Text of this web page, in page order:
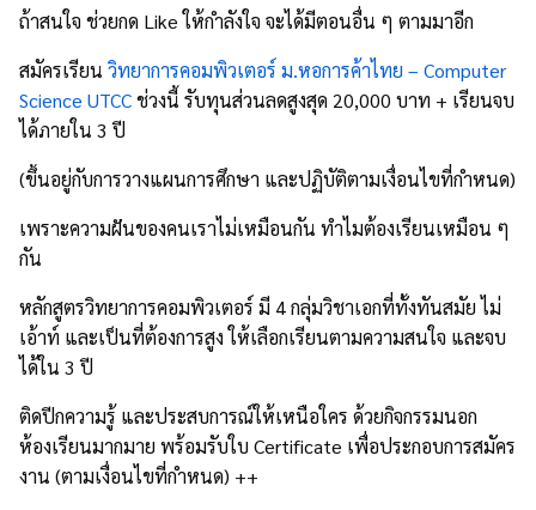
ถ้าสนใจ ช่วยกด Like ให้กำลังใจ จะได้มีตอนอื่น ๆ ตามมาอีก
สมัครเรียน วิทยาการคอมพิวเตอร์ ม.หอการค้าไทย – Computer
Science UTCCช่วงนี้ รับทุนส่วนลดสูงสุด 20,000 บาท + เรียนจบ
ได้ภายใน 3 ปี
(ขึ้นอยู่กับการวางแผนการศึกษา และปฏิบัติตามเงื่อนไขที่กำหนด)
เพราะความฝันของคนเราไม่เหมือนกัน ทำไมต้องเรียนเหมือน ๆ
กัน
หลักสูตรวิทยาการคอมพิวเตอร์ มี 4 กลุ่มวิชาเอกที่ทั้งทันสมัย ไม่
เอ้าท์ และเป็นที่ต้องการสูง ให้เลือกเรียนตามความสนใจ และจบ
ได้ใน 3 ปี
ติดปีกความรู้ และประสบการณ์ให้เหนือใคร ด้วยกิจกรรมนอก
ห้องเรียนมากมาย พร้อมรับใบ Certificate เพื่อประกอบการสมัคร
งาน (ตามเงื่อนไขที่กำหนด) ++